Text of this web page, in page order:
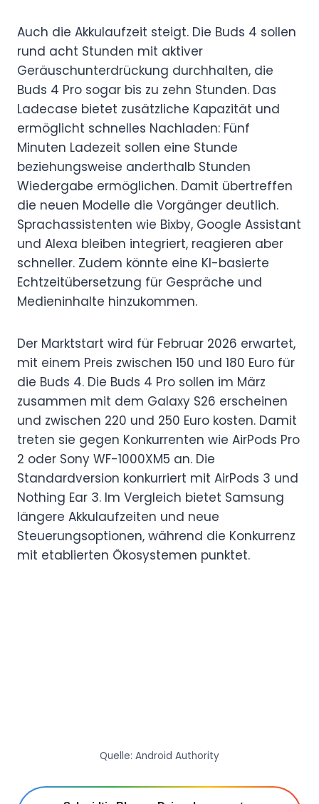
Auch die Akkulaufzeit steigt. Die Buds 4 sollen
rund acht Stunden mit aktiver
Geräuschunterdrückung durchhalten, die
Buds 4 Pro sogar bis zu zehn Stunden. Das
Ladecase bietet zusätzliche Kapazität und
ermöglicht schnelles Nachladen: Fünf
Minuten Ladezeit sollen eine Stunde
beziehungsweise anderthalb Stunden
Wiedergabe ermöglichen. Damit übertreffen
die neuen Modelle die Vorgänger deutlich.
Sprachassistenten wie Bixby, Google Assistant
und Alexa bleiben integriert, reagieren aber
schneller. Zudem könnte eine KI-basierte
Echtzeitübersetzung für Gespräche und
Medieninhalte hinzukommen.
Der Marktstart wird für Februar 2026 erwartet,
mit einem Preis zwischen 150 und 180 Euro für
die Buds 4. Die Buds 4 Pro sollen im März
zusammen mit dem Galaxy S26 erscheinen
und zwischen 220 und 250 Euro kosten. Damit
treten sie gegen Konkurrenten wie AirPods Pro
2 oder Sony WF-1000XM5 an. Die
Standardversion konkurriert mit AirPods 3 und
Nothing Ear 3. Im Vergleich bietet Samsung
längere Akkulaufzeiten und neue
Steuerungsoptionen, während die Konkurrenz
mit etablierten Ökosystemen punktet.
Quelle: Android Authority